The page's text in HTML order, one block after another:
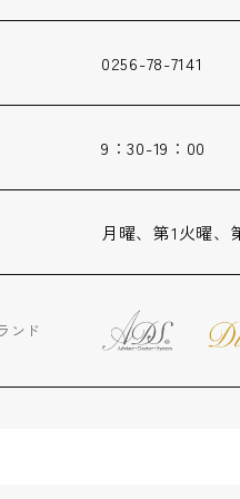
0256-78-7141
9：30-19：00
月曜、第1火曜、
ンド